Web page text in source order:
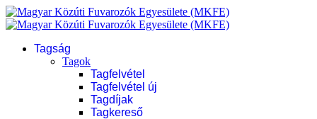
Tagság
Tagok
Tagfelvétel
Tagfelvétel új
Tagdíjak
Tagkereső